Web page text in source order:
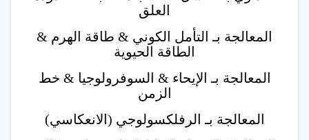
العلق
المعالجة بـ التأمل الكوني & طاقة الهرم &
الطاقة الحيوية
المعالجة بـ الإيحاء & السوفرولوجيا & خط
الزمن
المعالجة بـ الرفلكسولوجي (الانعكاسي)